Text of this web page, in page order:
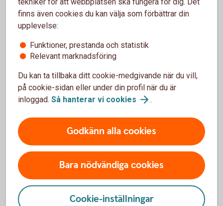
tiden beroende på marknadsläget och hur lång tid du har
kvar till pensionen.
Klimat och hållbarhet i fokus i
Transferfonderna
Hållbarhet
finns även cookies du kan välja som förbättrar din
upplevelse:
Funktioner, prestanda och statistik
Relevant marknadsföring
Du kan ta tillbaka ditt cookie-medgivande när du vill,
på cookie-sidan eller under din profil när du är
inloggad. Så hanterar vi cookies .
Godkänn alla cookies
Bara nödvändiga cookies
Cookie-inställningar